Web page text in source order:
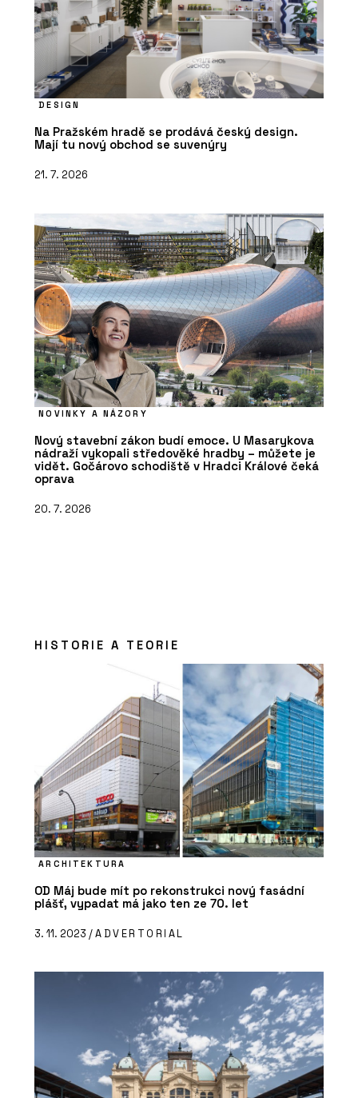
DESIGN
Na Pražském hradě se prodává český design.
Mají tu nový obchod se suvenýry
21. 7. 2026
NOVINKY A NÁZORY
Nový stavební zákon budí emoce. U Masarykova
nádraží vykopali středověké hradby – můžete je
vidět. Gočárovo schodiště v Hradci Králové čeká
oprava
20. 7. 2026
HISTORIE A TEORIE
ARCHITEKTURA
OD Máj bude mít po rekonstrukci nový fasádní
plášť, vypadat má jako ten ze 70. let
3. 11. 2023 /ADVERTORIAL